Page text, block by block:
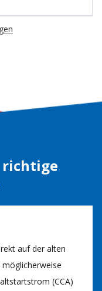
richtige
auf der alten
(CCA)